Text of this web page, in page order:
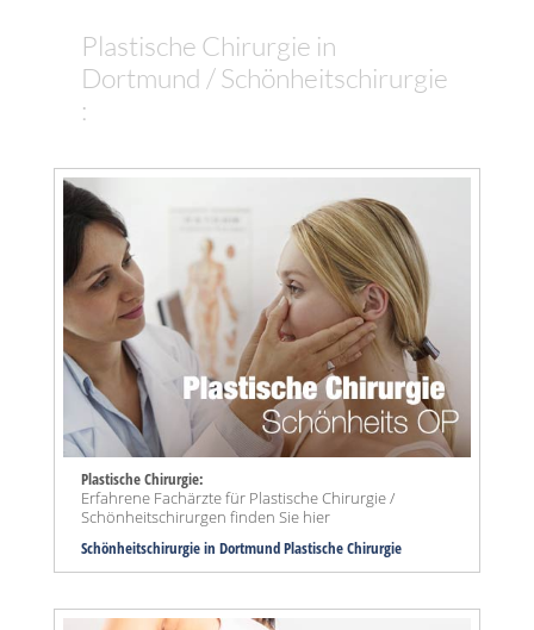
Plastische Chirurgie in
Dortmund / Schönheitschirurgie
:
Plastische Chirurgie:
Erfahrene Fachärzte für Plastische Chirurgie /
Schönheitschirurgen finden Sie hier
Schönheitschirurgie in Dortmund Plastische Chirurgie